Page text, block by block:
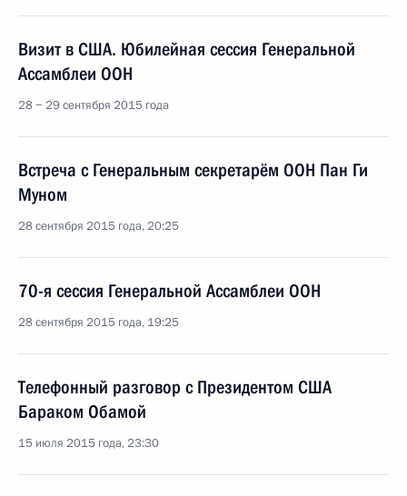
Визит в США. Юбилейная сессия Генеральной
Ассамблеи ООН
28 − 29 сентября 2015 года
Встреча с Генеральным секретарём ООН Пан Ги
Муном
28 сентября 2015 года, 20:25
70-я сессия Генеральной Ассамблеи ООН
28 сентября 2015 года, 19:25
Телефонный разговор с Президентом США
Бараком Обамой
15 июля 2015 года, 23:30